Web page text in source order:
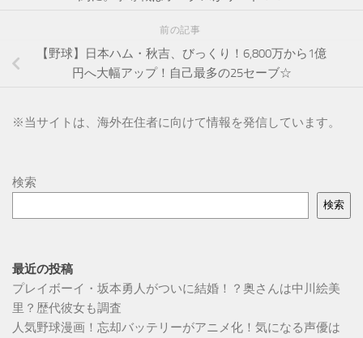
前の記事
【野球】日本ハム・秋吉、びっくり！6,800万から1億
円へ大幅アップ！自己最多の25セーブ☆
※当サイトは、海外在住者に向けて情報を発信しています。
検索
検索
最近の投稿
プレイボーイ・坂本勇人がついに結婚！？奥さんは中川絵美
里？歴代彼女も調査
人気野球漫画！忘却バッテリーがアニメ化！気になる声優は